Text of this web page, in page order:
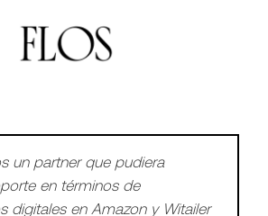
un partner que pudiera
en términos de
digitales en Amazon y Witailer